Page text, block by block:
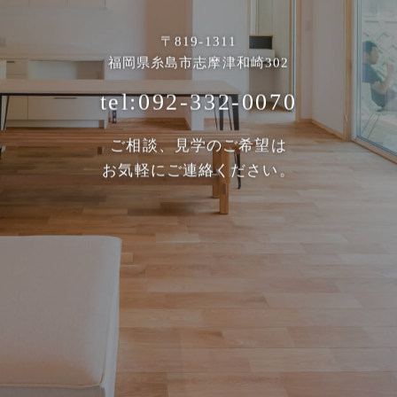
〒819-1311
福岡県糸島市志摩津和崎302
tel:092-332-0070
ご相談、見学のご希望は
お気軽にご連絡ください。